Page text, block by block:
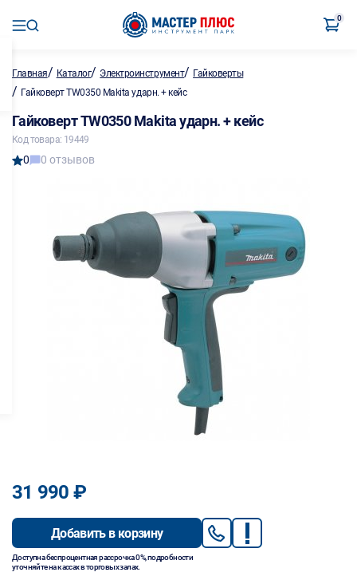
0
Главная/ Каталог/ Электроинструмент/ Гайковерты
/ Гайковерт TW0350 Makita ударн. + кейс
Гайковерт TW0350 Makita ударн. + кейс
Код товара: 19449
0 0 отзывов
31 990 ₽
Добавить в корзину
Доступна беспроцентная рассрочка 0%, подробности
уточняйте на кассах в торговых залах.